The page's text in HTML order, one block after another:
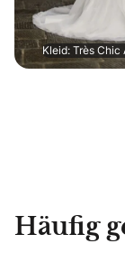
Kleid: Très Chic
Häufig